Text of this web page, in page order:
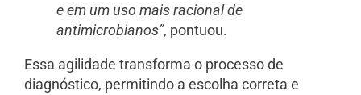
e em um uso mais racional de
antimicrobianos”, pontuou.
Essa agilidade transforma o processo de
diagnóstico, permitindo a escolha correta e